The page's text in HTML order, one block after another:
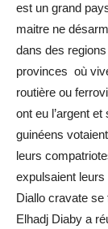
est un grand
maitre ne
dans des
provinces où
routière ou
ont eu l’argent
guinéens
leurs
expulsaient
Diallo cravate se
Elhadj Diaby a